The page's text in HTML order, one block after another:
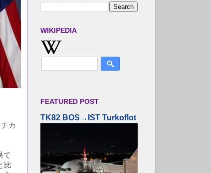
カ
て
比
WIKIPEDIA
FEATURED POST
TK82 BOS→IST Turkoflot